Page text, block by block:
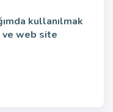
kullanılmak
ve web site